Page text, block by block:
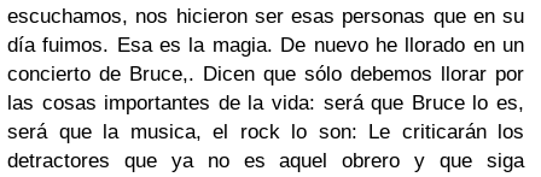
escuchamos, nos hicieron ser esas personas que en su
día fuimos. Esa es la magia. De nuevo he llorado en un
concierto de Bruce,. Dicen que sólo debemos llorar por
las cosas importantes de la vida: será que Bruce lo es,
será que la musica, el rock lo son: Le criticarán los
detractores que ya no es aquel obrero y que siga